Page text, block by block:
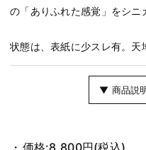
の「ありふれた感覚」をシニ
状態は、表紙に少スレ有。天
▼ 商品説
価格:8,800円(税込)